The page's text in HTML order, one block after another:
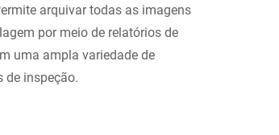
arquivar todas as imagens
por meio de relatórios de
uma ampla variedade de
de inspeção.